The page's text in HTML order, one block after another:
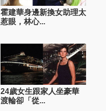
霍建華身邊新換女助理太
惹眼，林心...
24歲女生跟家人坐豪華
渡輪卻「從...